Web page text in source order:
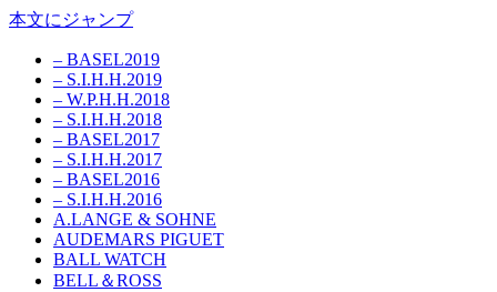
本文にジャンプ
– BASEL2019
– S.I.H.H.2019
– W.P.H.H.2018
– S.I.H.H.2018
– BASEL2017
– S.I.H.H.2017
– BASEL2016
– S.I.H.H.2016
A.LANGE & SOHNE
AUDEMARS PIGUET
BALL WATCH
BELL＆ROSS